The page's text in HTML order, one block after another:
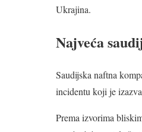
Ukrajina.
Najveća
Saudijska naftna
incidentu koji je
Prema izvorima